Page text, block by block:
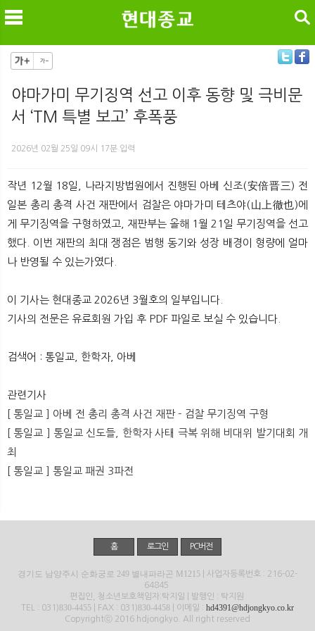
메
검색
야마가미 무기징역 선고 이후 동향 및 극비문
서 ‘TM 특별 보고’ 후폭풍
2026년 02월 25일 09시 17분 입력
작년 12월 18일, 나라지방법원에서 진행된 아베 신조(安倍晋三) 전
일본 총리 총격 사건 재판에서 검찰은 야마가미 테츠야(山上徹也)에
게 무기징역을 구형하였고, 재판부는 올해 1월 21일 무기징역을 선고
했다. 이번 재판의 최대 쟁점은 범행 동기와 성장 배경이 형량에 얼마
나 반영될 수 있는가였다.
이 기사는 현대종교 2026년 3월호의 일부입니다.
기사의 전문은 유료회원 가입 후 PDF 파일로 보실 수 있습니다.
검색어 : 통일교, 한학자, 아베
관련기사
[ 통일교 ] 아베 전 총리 총격 사건 재판 - 검찰 무기징역 구형
[ 통일교 ] 통일교 신도들, 한학자 사태 극복 위해 비대위 발기대회 개
최
[ 통일교 ] 통일교 패권 3파전
홈 로그인 PC버전
경기도 남양주시 순화궁로 249 별내파라곤 M1215 | 사업자등록번호 : 216-02-
64845
편집인, 청소년보호책임자:탁지일 | 발행인 : 탁지원
TEL : 031)830-4455 | FAX : 031)830-4458 | 이메일 : hd4391@hdjongkyo.co.kr
Copyrightⓒ 2016 hdjongkyo. All right reserved